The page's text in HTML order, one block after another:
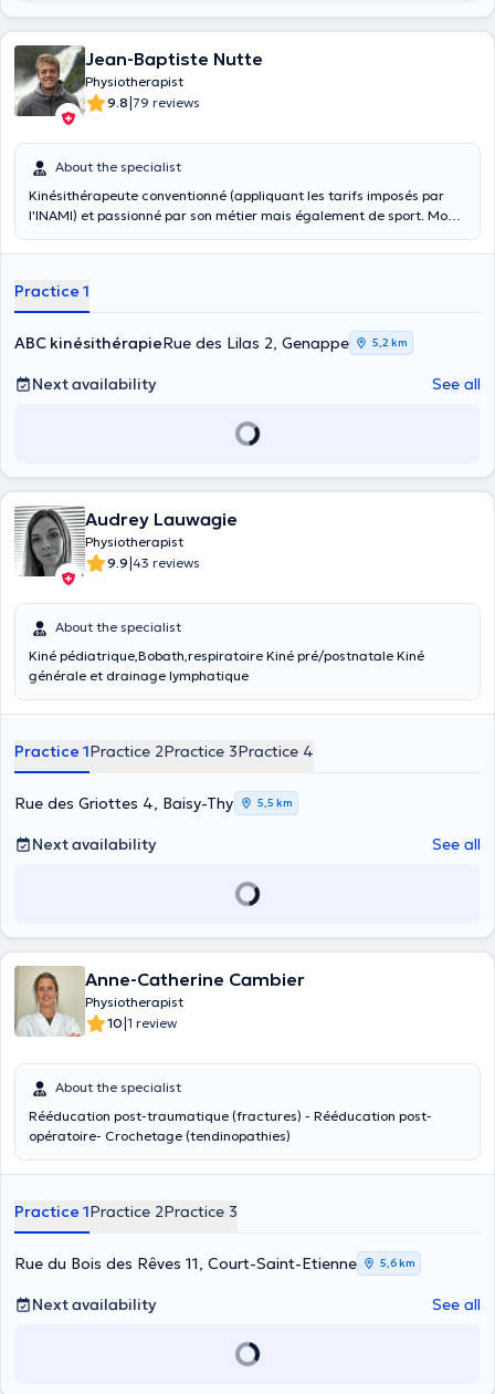
Jean-Baptiste Nutte
Physiotherapist
9.8|79 reviews
About the specialist
Kinésithérapeute conventionné (appliquant les tarifs imposés par
l'INAMI) et passionné par son métier mais également de sport. Mon
accompagner et de vous guider tout au long de votre parcours
réathlétisation ou les 2.
Practice 1
ABC kinésithérapieRue des Lilas 2, Genappe 5,2 km
Next availability See all
Audrey Lauwagie
Physiotherapist
9.9|43 reviews
About the specialist
Kiné pédiatrique,Bobath,respiratoire Kiné pré/postnatale Kiné
générale et drainage lymphatique
Practice 1Practice 2Practice 3Practice 4
Rue des Griottes 4, Baisy-Thy 5,5 km
Next availability See all
Anne-Catherine Cambier
Physiotherapist
10|1 review
About the specialist
Rééducation post-traumatique (fractures) - Rééducation post-
opératoire- Crochetage (tendinopathies)
Practice 1Practice 2Practice 3
Rue du Bois des Rêves 11, Court-Saint-Etienne 5,6 km
Next availability See all